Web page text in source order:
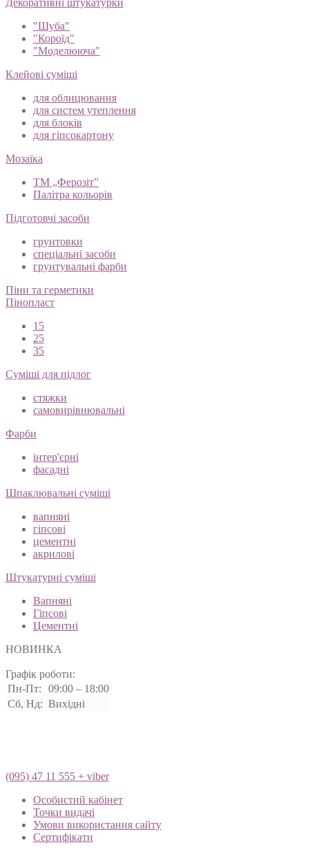
Декоративні штукатурки
"Шуба"
"Короїд"
"Моделююча"
Клейові суміші
для облицювання
для систем утеплення
для блоків
для гіпсокартону
Мозаїка
ТМ „Ферозіт”
Палітра кольорів
Підготовчі засоби
грунтовки
спеціальні засоби
грунтувальні фарби
Піни та герметики
Пінопласт
15
25
35
Суміші для підлог
стяжки
самовирівнювальні
Фарби
інтер'єрні
фасадні
Шпаклювальні суміші
вапняні
гіпсові
цементні
акрилові
Штукатурні суміші
Вапняні
Гіпсові
Цементні
НОВИНКА
Графік роботи:
Пн-Пт:
09:00 – 18:00
Сб, Нд: Вихідні
(095) 47 11 555 + viber
Особистий кабінет
Точки видачі
Умови використання сайту
Сертифікати